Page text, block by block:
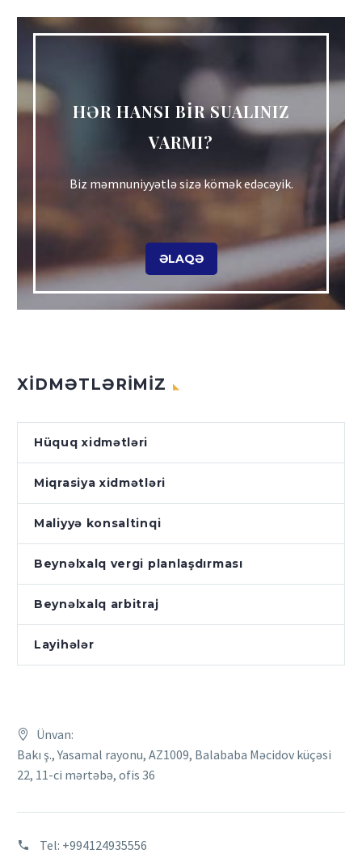
HƏR HANSI BİR SUALINIZ
VARMI?
Biz məmnuniyyətlə sizə kömək edəcəyik.
ƏLAQƏ
XİDMƏTLƏRİMİZ
Hüquq xidmətləri
Miqrasiya xidmətləri
Maliyyə konsaltinqi
Beynəlxalq vergi planlaşdırması
Beynəlxalq arbitraj
Layihələr
Ünvan:
Bakı ş., Yasamal rayonu, AZ1009, Balababa Məcidov küçəsi
22, 11-ci mərtəbə, ofis 36
Tel: +994124935556